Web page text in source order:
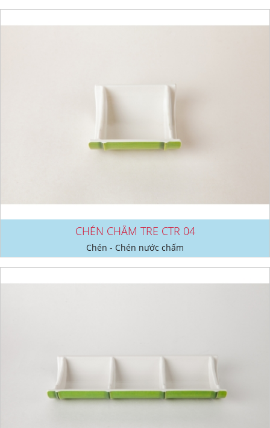
CHÉN CHẤM TRE CTR 04
Chén - Chén nước chấm